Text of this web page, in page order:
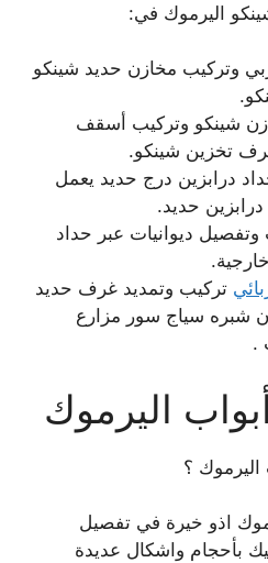
اليرموك في:
وتركيب مخازن حديد شينكو
شينكو وتركيب أسقف
تخزين شينكو.
درابزين درج حديد يعمل
حديد.
ديوانيات عبر حداد
تركيب وتمديد غرف حديد
شبره سياج سور مزارع
.
اليرموك
؟
اذو خيرة في تفصيل
بأحجام واشكال عديدة